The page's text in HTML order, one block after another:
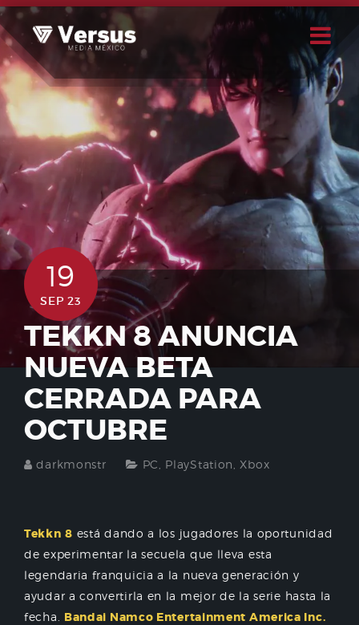
Skip
to
content
Buscar
Usuario
19
SEP 23
TEKKN 8 ANUNCIA
NUEVA BETA
CERRADA PARA
OCTUBRE
darkmonstr PC PlayStation Xbox
Tekkn 8 está dando a los jugadores la oportunidad
de experimentar la secuela que lleva esta
legendaria franquicia a la nueva generación y
ayudar a convertirla en la mejor de la serie hasta la
fecha. Bandai Namco Entertainment America Inc.